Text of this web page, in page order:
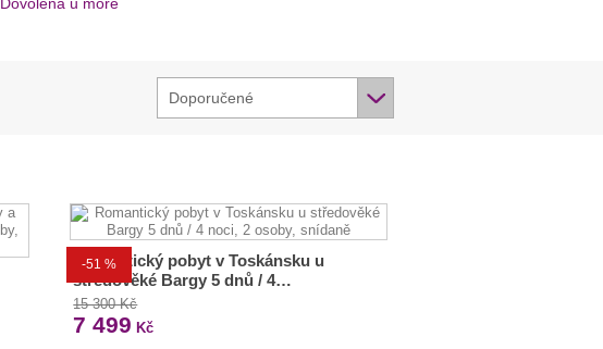
Doporučené
-51 %
Romantický pobyt v Toskánsku u
středověké Bargy 5 dnů / 4…
15 300 Kč
7 499 Kč